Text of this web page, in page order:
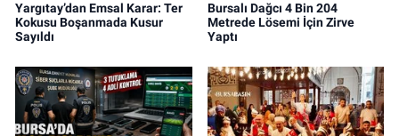
Yargıtay’dan Emsal Karar: Ter
Kokusu Boşanmada Kusur
Sayıldı
Bursalı Dağcı 4 Bin 204
Metrede Lösemi İçin Zirve
Yaptı